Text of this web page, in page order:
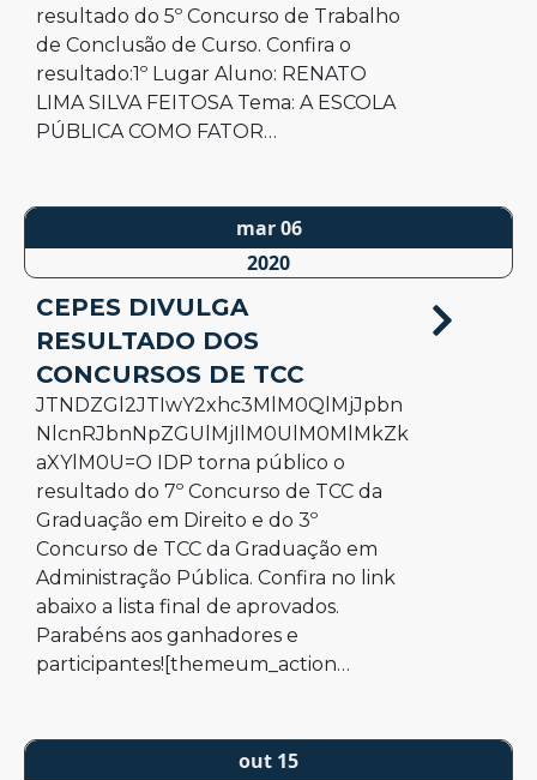
resultado do 5º Concurso de Trabalho
de Conclusão de Curso. Confira o
resultado:1º Lugar Aluno: RENATO
LIMA SILVA FEITOSA Tema: A ESCOLA
PÚBLICA COMO FATOR…
mar 06
2020
CEPES DIVULGA
RESULTADO DOS
CONCURSOS DE TCC
JTNDZGl2JTIwY2xhc3MlM0QlMjJpbn
NlcnRJbnNpZGUlMjIlM0UlM0MlMkZk
aXYlM0U=O IDP torna público o
resultado do 7º Concurso de TCC da
Graduação em Direito e do 3º
Concurso de TCC da Graduação em
Administração Pública. Confira no link
abaixo a lista final de aprovados.
Parabéns aos ganhadores e
participantes![themeum_action…
out 15